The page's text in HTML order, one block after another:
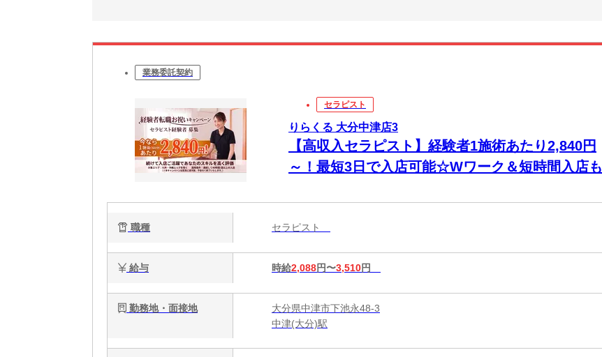
業務委託契約
セラピスト
りらくる 大分中津店3
【高収入セラピスト】経験者1施術あたり2,840円
～！最短3日で入店可能☆Wワーク＆短時間入店も
職種 セラピスト
給与 時給2,088円〜3,510円
勤務地・面接地
大分県中津市下池永48-3
中津(大分)駅